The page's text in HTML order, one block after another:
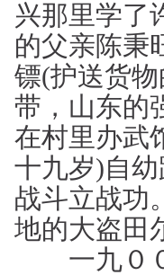
兴那里学了
的父亲陈秉
镖(护送货
带，山东的
在村里办武
十九岁)自
战斗立战功
地的大盗田
一九００